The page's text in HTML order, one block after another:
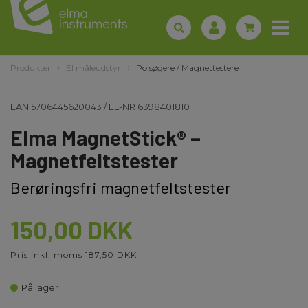
Produkter El måleudstyr Polsøgere / Magnettestere
EAN 5706445620043 /EL-NR 6398401810
Elma MagnetStick® –
Magnetfeltstester
Berøringsfri magnetfeltstester
150,00 DKK
Pris inkl. moms 187,50 DKK
På lager